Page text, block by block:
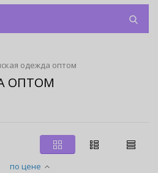
одежда оптом
ОПТОМ
по цене